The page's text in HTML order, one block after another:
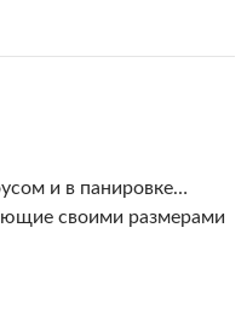
и в панировке…
своими размерами